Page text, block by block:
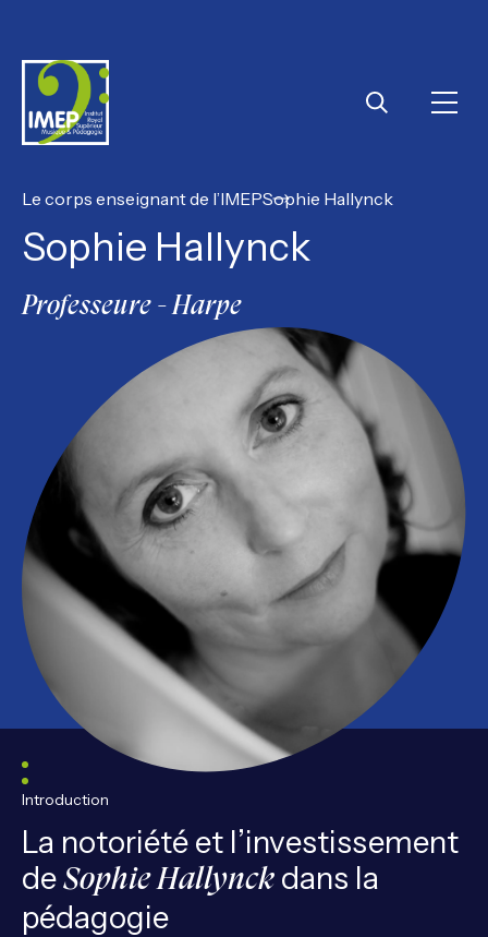
Le corps enseignant de l’IMEPSophie Hallynck
Sophie Hallynck
Professeure - Harpe
Introduction
La notoriété et l’investissement
de Sophie Hallynck dans la
pédagogie